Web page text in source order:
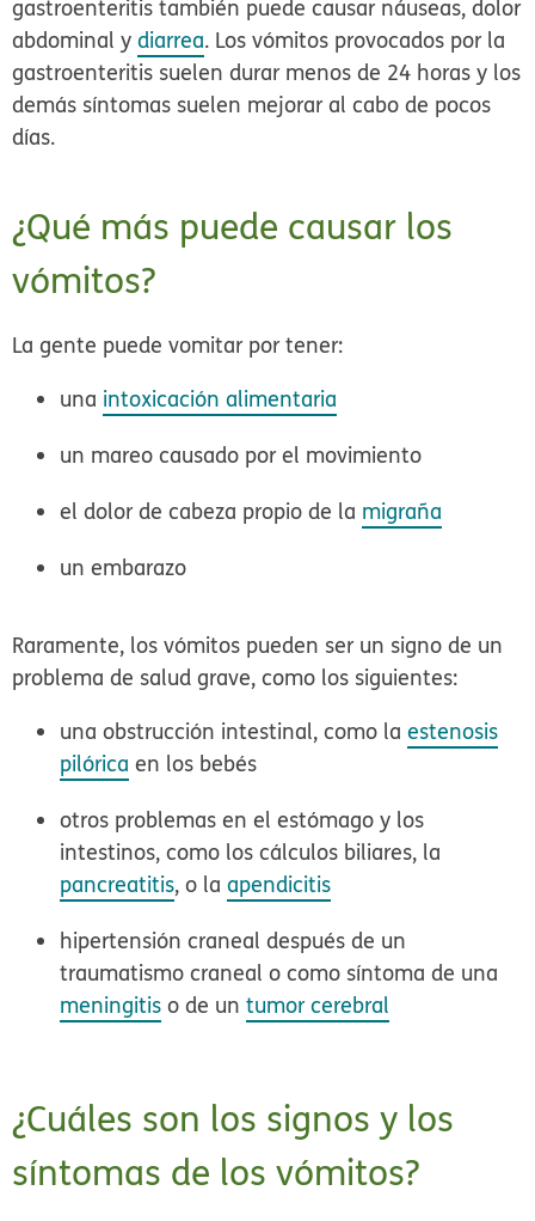
gastroenteritis también puede causar náuseas, dolor
abdominal ydiarrea. Los vómitos provocados por la
gastroenteritis suelen durar menos de 24 horas y los
demás síntomas suelen mejorar al cabo de pocos
días.
¿Qué más puede causar los
vómitos?
La gente puede vomitar por tener:
una intoxicación alimentaria
un mareo causado por el movimiento
el dolor de cabeza propio de la migraña
un embarazo
Raramente, los vómitos pueden ser un signo de un
problema de salud grave, como los siguientes:
una obstrucción intestinal, como laestenosis
pilórica en los bebés
otros problemas en el estómago y los
intestinos, como los cálculos biliares, la
pancreatitis, o laapendicitis
hipertensión craneal después de un
traumatismo craneal o como síntoma de una
meningitis o de untumor cerebral
¿Cuáles son los signos y los
síntomas de los vómitos?